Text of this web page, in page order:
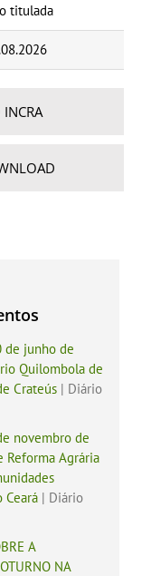
titulada
INCRA
de junho de
Quilombola de
Crateús | Diário
novembro de
Reforma Agrária
Ceará | Diário
A
NA